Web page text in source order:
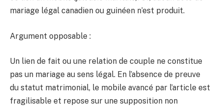
mariage légal canadien ou guinéen n’est produit.
Argument opposable :
Un lien de fait ou une relation de couple ne constitue
pas un mariage au sens légal. En l’absence de preuve
du statut matrimonial, le mobile avancé par l’article est
fragilisable et repose sur une supposition non